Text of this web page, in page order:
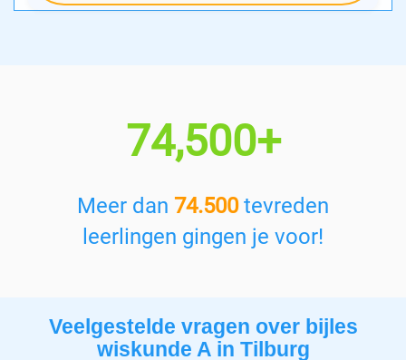
74,500+
Meer dan 74.500tevreden
leerlingen gingen je voor!
Veelgestelde vragen over bijles
wiskunde A in Tilburg